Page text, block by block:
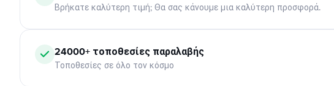
Βρήκατε καλύτερη τιμή; Θα σας κάνουμε μια καλύτερη προσφορά.
24000+ τοποθεσίες παραλαβής
Τοποθεσίες σε όλο τον κόσμο